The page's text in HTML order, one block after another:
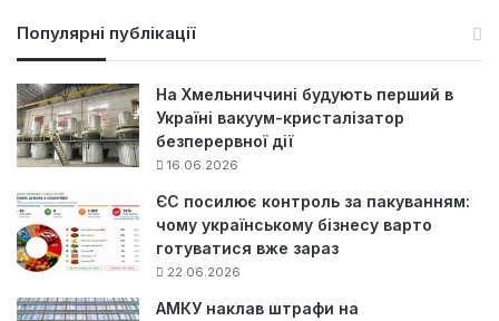
Популярні публікації
На Хмельниччині будують перший в
Україні вакуум-кристалізатор
безперервної дії
16.06.2026
ЄС посилює контроль за пакуванням:
чому українському бізнесу варто
готуватися вже зараз
22.06.2026
АМКУ наклав штрафи на